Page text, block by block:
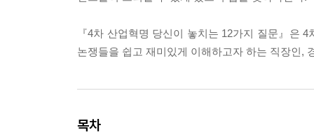
『4차 산업혁명 당신이 놓치는 12가지 질문』은
논쟁들을 쉽고 재미있게 이해하고자 하는 직장인,
목차